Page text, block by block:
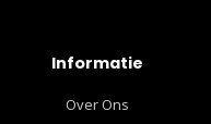
Informatie
Over Ons